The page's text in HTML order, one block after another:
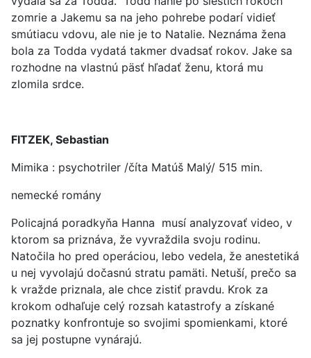
zomrie a Jakemu sa na jeho pohrebe podarí vidieť
smútiacu vdovu, ale nie je to Natalie. Neznáma žena
bola za Todda vydatá takmer dvadsať rokov. Jake sa
rozhodne na vlastnú päsť hľadať ženu, ktorá mu
zlomila srdce.
FITZEK, Sebastian
Mimika : psychotriler /číta Matúš Malý/ 515 min.
nemecké romány
Policajná poradkyňa Hanna musí analyzovať video, v
ktorom sa priznáva, že vyvraždila svoju rodinu.
Natočila ho pred operáciou, lebo vedela, že anestetiká
u nej vyvolajú dočasnú stratu pamäti. Netuší, prečo sa
k vražde priznala, ale chce zistiť pravdu. Krok za
krokom odhaľuje celý rozsah katastrofy a získané
poznatky konfrontuje so svojimi spomienkami, ktoré
sa jej postupne vynárajú.